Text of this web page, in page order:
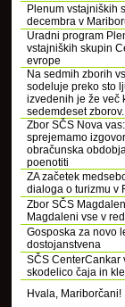
Plenum vstajniških
decembra v
Uradni program
vstajniških skupin
evrope
Na sedmih zborih
sodeluje preko sto
izvedenih je že več
sedemdeset zborov.
Zbor SČS Nova
sprejemamo
obračunska
poenotiti
ZA začetek
dialoga o turizmu v
Zbor SČS
Magdaleni vse v
Gosposka za novo
dostojanstvena
SČS CenterCankar
skodelico čaja in
Hvala, Mariborčani!